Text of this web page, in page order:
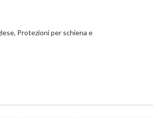
, Protezioni per schiena e